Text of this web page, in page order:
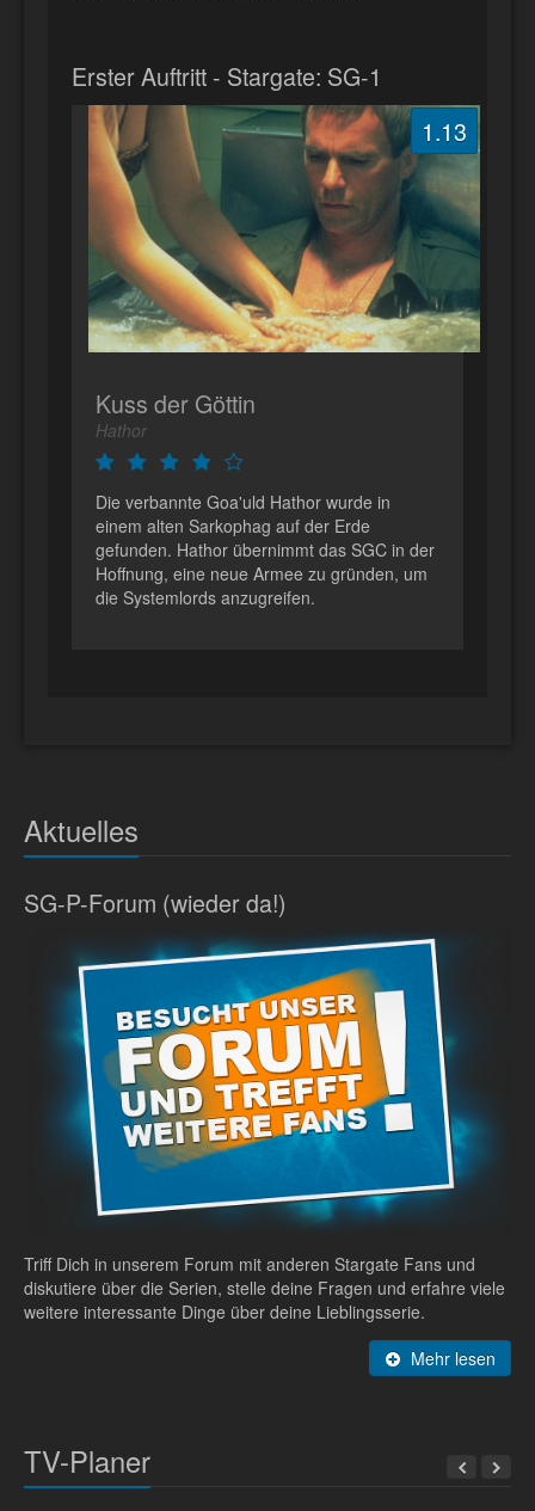
Erster Auftritt - Stargate: SG-1
1.13
Kuss der Göttin
Hathor
Die verbannte Goa'uld Hathor wurde in
einem alten Sarkophag auf der Erde
gefunden. Hathor übernimmt das SGC in der
Hoffnung, eine neue Armee zu gründen, um
die Systemlords anzugreifen.
Aktuelles
SG-P-Forum (wieder da!)
Triff Dich in unserem Forum mit anderen Stargate Fans und
diskutiere über die Serien, stelle deine Fragen und erfahre viele
weitere interessante Dinge über deine Lieblingsserie.
Mehr lesen
TV-Planer